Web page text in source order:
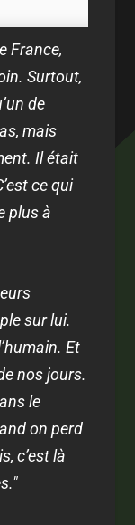
France,
Surtout,
de
mais
Il était
ce qui
plus à
sur lui.
Et
nos jours.
le
on perd
c’est là